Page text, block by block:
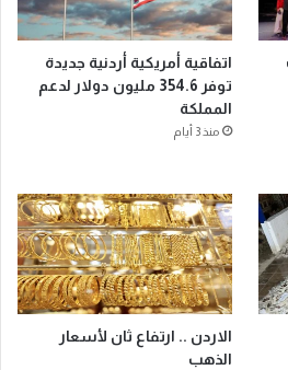
اتفاقية أمريكية أردنية جديدة
توفر 354.6 مليون دولار لدعم
المملكة
منذ 3 أيام
الاردن .. ارتفاع ثان لأسعار
الذهب